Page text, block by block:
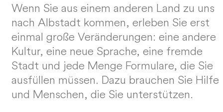
Wenn Sie aus einem anderen Land zu uns
nach Albstadt kommen, erleben Sie erst
einmal große Veränderungen: eine andere
Kultur, eine neue Sprache, eine fremde
Stadt und jede Menge Formulare, die Sie
ausfüllen müssen. Dazu brauchen Sie Hilfe
und Menschen, die Sie unterstützen.